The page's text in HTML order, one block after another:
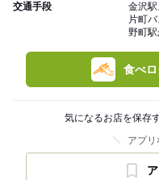
交通手段
金沢
片町
野町
食べ
気になるお店を保存
アプリ